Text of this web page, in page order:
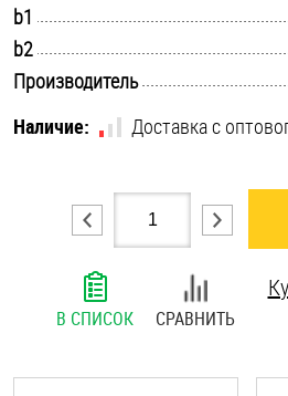
Хомуты
Шайбы
Шпильки
Штифты и пальцы
b1
b2
Производитель
Наличие:
Доставка с
В СПИСОК СРАВНИТЬ